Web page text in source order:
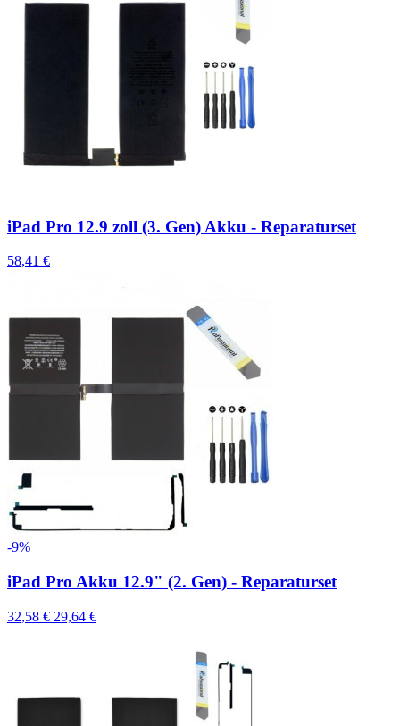
iPad Pro 12.9 zoll (3. Gen) Akku - Reparaturset
58,41 €
-9%
iPad Pro Akku 12.9" (2. Gen) - Reparaturset
32,58 € 29,64 €